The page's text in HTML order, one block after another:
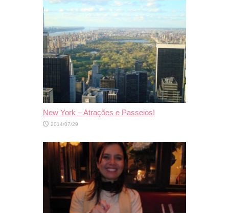
New York – Atrações e Passeios!
2014/07/29